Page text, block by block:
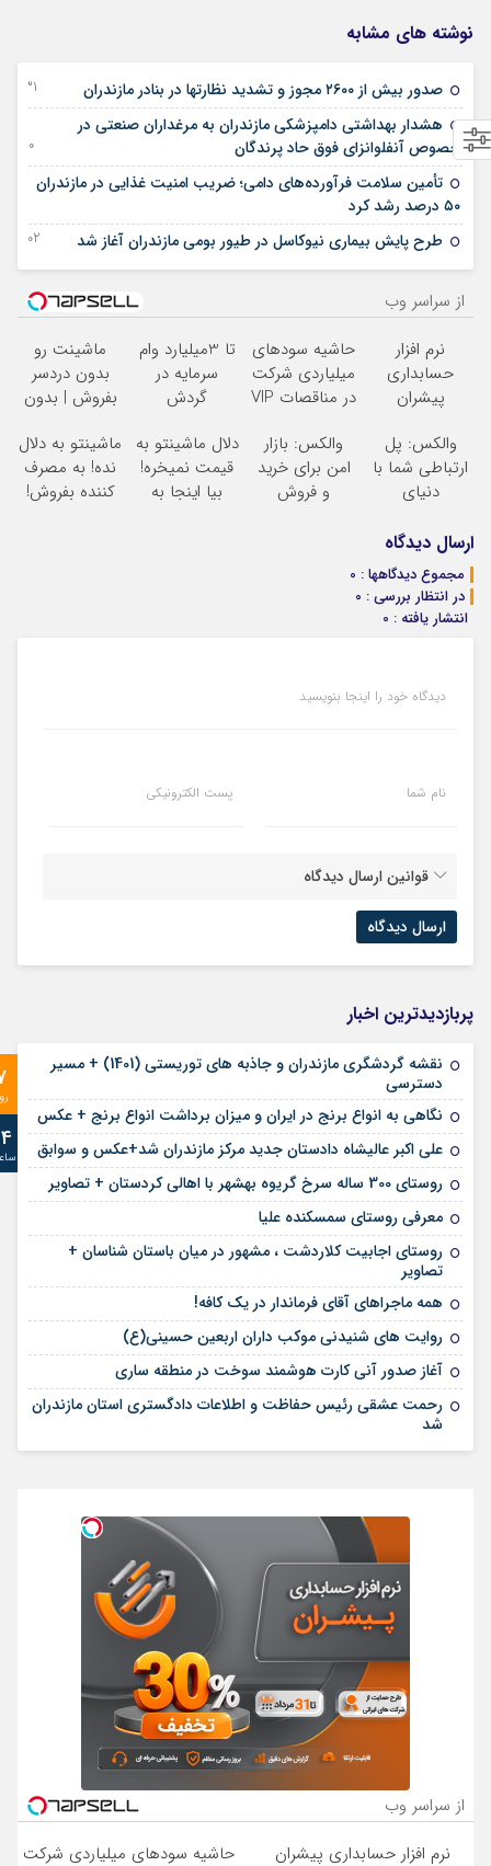
نوشته های مشابه
صدور بیش از ۲۶۰۰ مجوز و تشدید نظارتها در بنادر مازندران 31 دسامبر 2025
هشدار بهداشتی دامپزشکی مازندران به مرغداران صنعتی در
خصوص آنفلوانزای فوق حاد پرندگان
10 دسامبر 2025
تأمین سلامت فرآورده‌های دامی؛ ضریب امنیت غذایی در مازندران
۵۰ درصد رشد کرد
طرح پایش بیماری نیوکاسل در طیور بومی مازندران آغاز شد 02 آگوست 2025
از سراسر وب
نرم افزار
حسابداری
پیشران
حاشیه سودهای
میلیاردی شرکت
در مناقصات VIP
ایران تندر
تا 3میلیارد وام
سرمایه در
گردش
فروشگاهت رو
ثبت کن
ماشینت رو
بدون دردسر
بفروش | بدون
والکس: پل
ارتباطی شما با
دنیای
دیجیتال
والکس: بازار
امن برای خرید
و فروش
دلال ماشینتو به
قیمت نمیخره!
بیا اینجا به
ماشینتو به دلال
نده! به مصرف
کننده بفروش!
ارسال دیدگاه
مجموع دیدگاهها : 0
در انتظار بررسی : 0
انتشار یافته : 0
دیدگاه خود را اینجا بنویسید
نام شما پست الکترونیکی
قوانین ارسال دیدگاه
پربازدیدترین اخبار
نقشه گردشگری مازندران و جاذبه های توریستی (1401) + مسیر
دسترسی
نگاهی به انواع برنج در ایران و میزان برداشت انواع برنج + عکس
علی‌ اکبر عالیشاه دادستان جدید مرکز مازندران شد+عکس و سوابق
روستای 300 ساله سرخ ‌گریوه بهشهر با اهالی کردستان + تصاویر
معرفی روستای سمسکنده علیا
روستای اجابیت کلاردشت ، مشهور در میان باستان شناسان +
تصاویر
همه ماجراهای آقای فرماندار در یک کافه!
روایت های شنیدنی موکب داران اربعین حسینی(ع)
آغاز صدور آنی کارت هوشمند سوخت در منطقه ساری
رحمت عشقی رئیس حفاظت و اطلاعات دادگستری استان مازندران
شد
از سراسر وب
نرم افزار حسابداری پیشران
حاشیه سودهای میلیاردی شرکت